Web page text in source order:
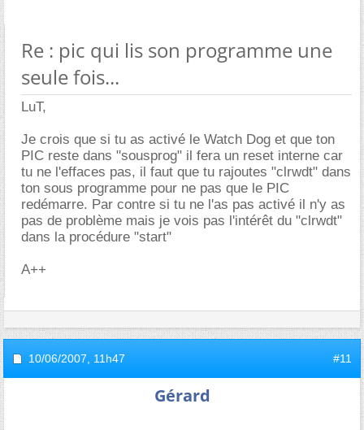
Re : pic qui lis son programme une
seule fois...
LuT,
Je crois que si tu as activé le Watch Dog et que ton
PIC reste dans "sousprog" il fera un reset interne car
tu ne l'effaces pas, il faut que tu rajoutes "clrwdt" dans
ton sous programme pour ne pas que le PIC
redémarre. Par contre si tu ne l'as pas activé il n'y as
pas de problème mais je vois pas l'intérêt du "clrwdt"
dans la procédure "start"
A++
10/06/2007, 11h47 #11
Gérard